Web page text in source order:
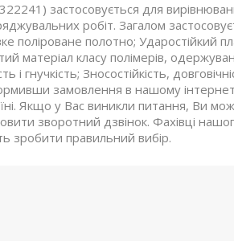
застосовується для
робіт. Загалом
поліроване полотно; Ударостійкий
матеріал класу полімерів,
гнучкість; Зносостійкість,
замовлення в нашому
Якщо у Вас виникли питання, Ви
зворотний дзвінок. Фахівці
зробити правильний вибір.